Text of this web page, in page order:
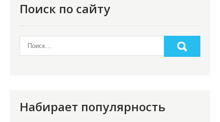
Поиск по сайту
Набирает популярность